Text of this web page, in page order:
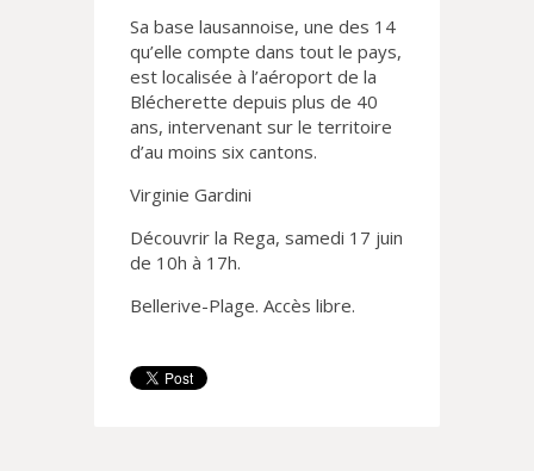
Sa base lausannoise, une des 14
qu’elle compte dans tout le pays,
est localisée à l’aéroport de la
Blécherette depuis plus de 40
ans, intervenant sur le territoire
d’au moins six cantons.
Virginie Gardini
Découvrir la Rega, samedi 17 juin
de 10h à 17h.
Bellerive-Plage. Accès libre.